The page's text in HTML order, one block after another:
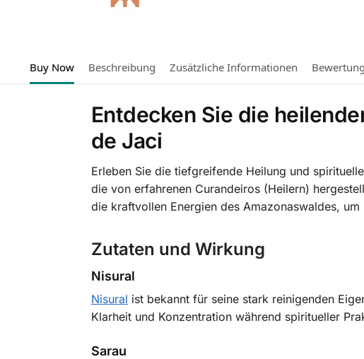
Buy Now Beschreibung Zusätzliche Informationen
Entdecken Sie die
de Jaci
Erleben Sie die tiefgreifende Heilung und
die von erfahrenen Curandeiros (Heilern)
die kraftvollen Energien des Amazonaswaldes,
Zutaten und Wirkung
Nisural
Nisural ist bekannt für seine stark reinigenden
Klarheit und Konzentration während spiritueller
Sarau